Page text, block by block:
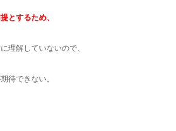
とするため、
理解していないので、
待できない。